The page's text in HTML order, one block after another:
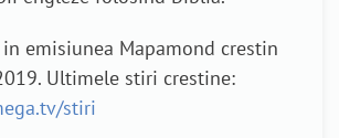
emisiunea Mapamond crestin
Ultimele stiri crestine:
stiri